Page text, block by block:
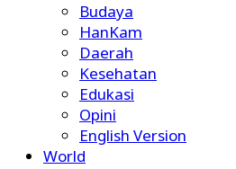
Budaya
HanKam
Daerah
Kesehatan
Edukasi
Opini
English Version
World